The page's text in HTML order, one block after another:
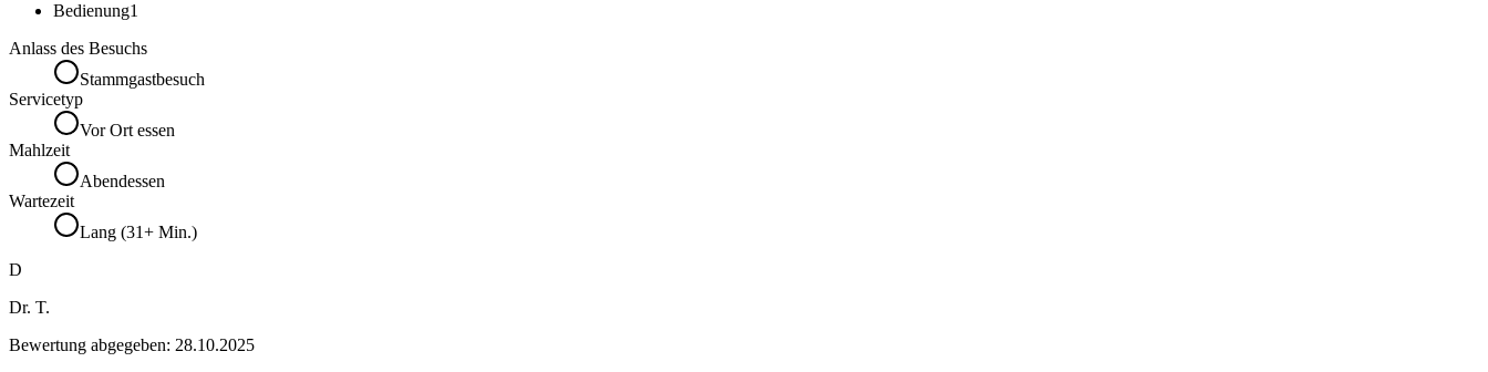
Bedienung1
Anlass des Besuchs
Stammgastbesuch
Servicetyp
Vor Ort essen
Mahlzeit
Abendessen
Wartezeit
Lang (31+ Min.)
D
Dr. T.
Bewertung abgegeben: 28.10.2025